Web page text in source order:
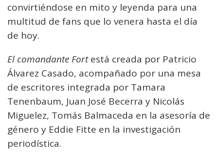
convirtiéndose en mito y leyenda para una
multitud de fans que lo venera hasta el día
de hoy.
El comandante Fortestá creada por Patricio
Álvarez Casado, acompañado por una mesa
de escritores integrada por Tamara
Tenenbaum, Juan José Becerra y Nicolás
Miguelez, Tomás Balmaceda en la asesoría de
género y Eddie Fitte en la investigación
periodística.